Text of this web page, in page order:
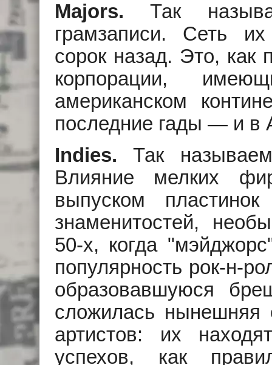
Majors. Так
грамзаписи. Сеть
сорок назад. Это, как
корпорации,
американском
последние гады — и в
Indies. Так
Влияние мелких
выпуском
знаменитостей,
50-х, когда
популярность рок-н-
образовавшуюся
сложилась нынешняя
артистов: их
успехов, как